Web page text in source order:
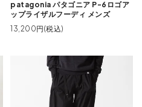
patagonia パタゴニア P-6ロゴア
ップライザルフーディ メンズ
13,200円(税込)